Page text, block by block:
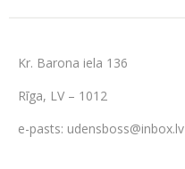
Kr. Barona iela 136
Rīga, LV – 1012
e-pasts: udensboss@inbox.lv